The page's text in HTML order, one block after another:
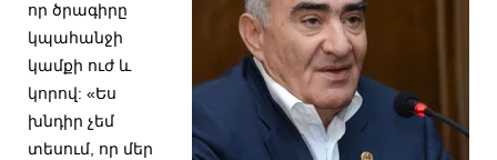
որ ծրագիրը
կպահանջի
կամքի ուժ և
կորով: «Ես
խնդիր չեմ
տեսում, որ մեր